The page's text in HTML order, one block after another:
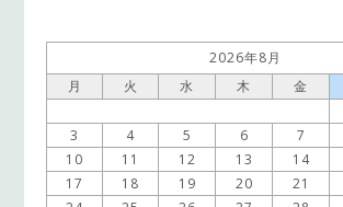
2026年8月
月
火 水 木 金
3
4 5 6 7
10
11 12 13 14
17
18 19 20 21